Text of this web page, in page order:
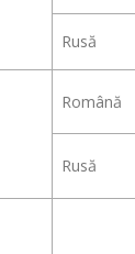
Rusă
Română
Rusă